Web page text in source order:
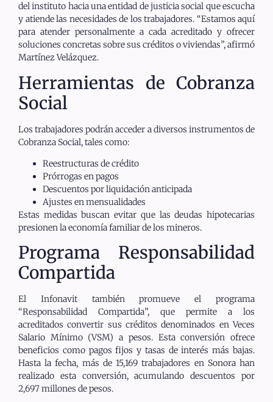
del instituto hacia una entidad de justicia social que escucha
y atiende las necesidades de los trabajadores. “Estamos aquí
para atender personalmente a cada acreditado y ofrecer
soluciones concretas sobre sus créditos o viviendas”, afirmó
Martínez Velázquez.
Herramientas de Cobranza
Social
Los trabajadores podrán acceder a diversos instrumentos de
Cobranza Social, tales como:
Reestructuras de crédito
Prórrogas en pagos
Descuentos por liquidación anticipada
Ajustes en mensualidades
Estas medidas buscan evitar que las deudas hipotecarias
presionen la economía familiar de los mineros.
Programa Responsabilidad
Compartida
El Infonavit también promueve el programa
“Responsabilidad Compartida”, que permite a los
acreditados convertir sus créditos denominados en Veces
Salario Mínimo (VSM) a pesos. Esta conversión ofrece
beneficios como pagos fijos y tasas de interés más bajas.
Hasta la fecha, más de 15,169 trabajadores en Sonora han
realizado esta conversión, acumulando descuentos por
2,697 millones de pesos.